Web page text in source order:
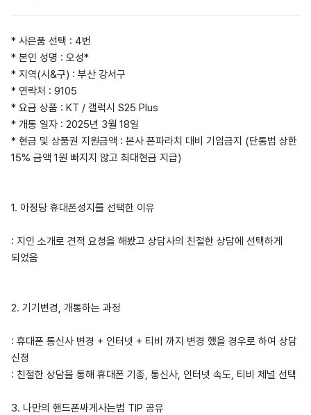
* 사은품 선택 : 4번
* 본인 성명 : 오성*
* 지역(시&구) : 부산 강서구
* 연락처 : 9105
* 요금 상품 : KT / 갤럭시 S25 Plus
* 개통 일자 : 2025년 3월 18일
* 현금 및 상품권 지원금액 : 본사 폰파라치 대비 기입금지 (단통법 상한
15% 금액 1원 빠지지 않고 최대현금 지급)
1. 아정당 휴대폰성지를 선택한 이유
: 지인 소개로 견적 요청을 해봤고 상담사의 친절한 상담에 선택하게
되었음
2. 기기변경, 개통하는 과정
: 휴대폰 통신사 변경 + 인터넷 + 티비 까지 변경 했을 경우로 하여 상담
신청
: 친절한 상담을 통해 휴대폰 기종, 통신사, 인터넷 속도, 티비 체널 선택
3. 나만의 핸드폰싸게사는법 TIP 공유